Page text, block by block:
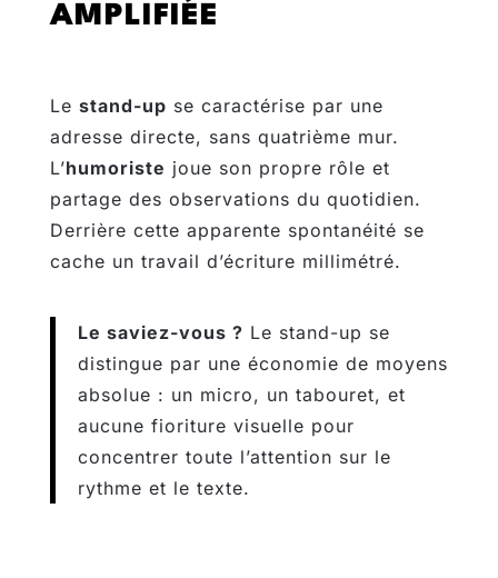
AMPLIFIÉE
Le stand-up se caractérise par une
adresse directe, sans quatrième mur.
L’humoriste joue son propre rôle et
partage des observations du quotidien.
Derrière cette apparente spontanéité se
cache un travail d’écriture millimétré.
Le saviez-vous ? Le stand-up se
distingue par une économie de moyens
absolue : un micro, un tabouret, et
aucune fioriture visuelle pour
concentrer toute l’attention sur le
rythme et le texte.